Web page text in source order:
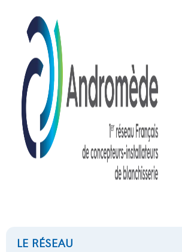
LE RÉSEAU
CRECHES